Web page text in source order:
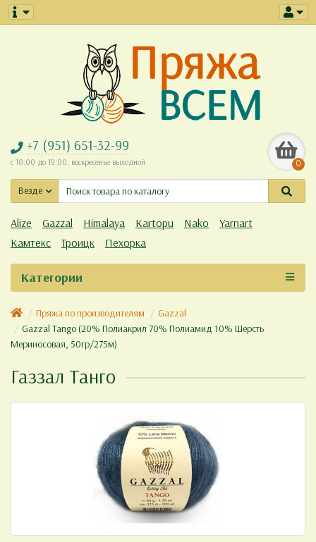
+7 (951) 651-32-99
с 10:00 до 19:00, воскресенье выходной 0
Везде
Alize Gazzal Himalaya Kartopu Nako
Yarnart
Камтекс
Троицк Пехорка
Категории
Пряжа по производителям
Gazzal
Gazzal Tango (20% Полиакрил 70% Полиамид 10% Шерсть
Мериносовая, 50гр/275м)
Газзал Танго